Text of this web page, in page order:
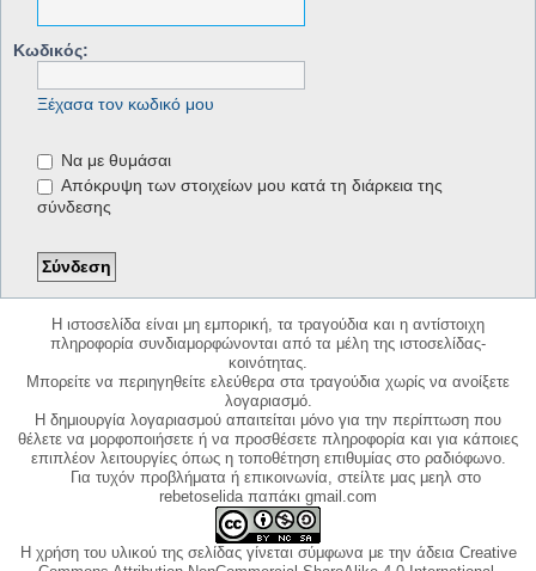
Κωδικός:
Ξέχασα τον κωδικό μου
Να με θυμάσαι
Απόκρυψη των στοιχείων μου κατά τη διάρκεια της
σύνδεσης
Η ιστοσελίδα είναι μη εμπορική, τα τραγούδια και η αντίστοιχη
πληροφορία συνδιαμορφώνονται από τα μέλη της ιστοσελίδας-
κοινότητας.
Μπορείτε να περιηγηθείτε ελεύθερα στα τραγούδια χωρίς να ανοίξετε
λογαριασμό.
Η δημιουργία λογαριασμού απαιτείται μόνο για την περίπτωση που
θέλετε να μορφοποιήσετε ή να προσθέσετε πληροφορία και για κάποιες
επιπλέον λειτουργίες όπως η τοποθέτηση επιθυμίας στο ραδιόφωνο.
Για τυχόν προβλήματα ή επικοινωνία, στείλτε μας μεηλ στο
rebetoselida παπάκι gmail.com
Η χρήση του υλικού της σελίδας γίνεται σύμφωνα με την άδεια Creative